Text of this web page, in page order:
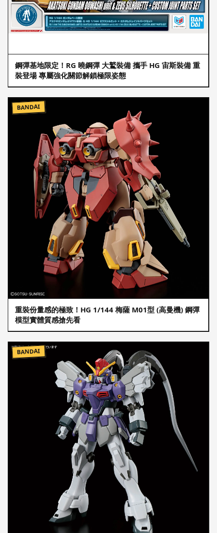
鋼彈基地限定！RG 曉鋼彈 大鷲裝備 攜手 HG 宙斯裝備 重
裝登場 專屬強化關節解鎖極限姿態
BANDAI
重裝份量感的極致！HG 1/144 梅薩 M01型 (高曼機) 鋼彈
模型實體質感搶先看
BANDAI